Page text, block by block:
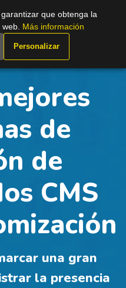
de
de
CMS
una gran
la presencia
que obtenga la
Más información
Personalizar